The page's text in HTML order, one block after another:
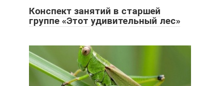
Конспект занятий в старшей
группе «Этот удивительный лес»